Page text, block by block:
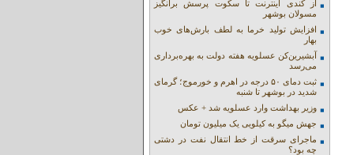
از کندی اینترنت تا سکوت پرسش برانگیز
مسولان بوشهر
افزایش تولید خرما به لطف بارش‌های خوب
بهار
آبشیرین‌کن عسلویه هفته دولت به بهره‌برداری
می‌رسد
ثبت دمای ۵۰ درجه در اهرم و خورموج؛ گرمای
شدید در بوشهر تا شنبه
وزیر بهداشت وارد عسلویه شد + عکس
جهش میگو به کیلویی یک میلیون تومان
ماجرای سرقت از خط انتقال نفت در دشتی
چه بود؟